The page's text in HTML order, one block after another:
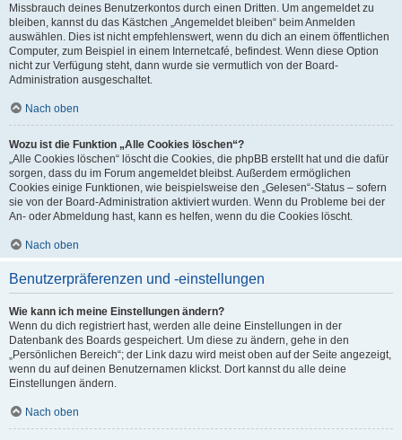
Missbrauch deines Benutzerkontos durch einen Dritten. Um angemeldet zu
bleiben, kannst du das Kästchen „Angemeldet bleiben“ beim Anmelden
auswählen. Dies ist nicht empfehlenswert, wenn du dich an einem öffentlichen
Computer, zum Beispiel in einem Internetcafé, befindest. Wenn diese Option
nicht zur Verfügung steht, dann wurde sie vermutlich von der Board-
Administration ausgeschaltet.
Nach oben
Wozu ist die Funktion „Alle Cookies löschen“?
„Alle Cookies löschen“ löscht die Cookies, die phpBB erstellt hat und die dafür
sorgen, dass du im Forum angemeldet bleibst. Außerdem ermöglichen
Cookies einige Funktionen, wie beispielsweise den „Gelesen“-Status – sofern
sie von der Board-Administration aktiviert wurden. Wenn du Probleme bei der
An- oder Abmeldung hast, kann es helfen, wenn du die Cookies löscht.
Nach oben
Benutzerpräferenzen und -einstellungen
Wie kann ich meine Einstellungen ändern?
Wenn du dich registriert hast, werden alle deine Einstellungen in der
Datenbank des Boards gespeichert. Um diese zu ändern, gehe in den
„Persönlichen Bereich“; der Link dazu wird meist oben auf der Seite angezeigt,
wenn du auf deinen Benutzernamen klickst. Dort kannst du alle deine
Einstellungen ändern.
Nach oben